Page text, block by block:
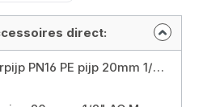
direct:
PE 100 Drinkwaterpijp PN16 PE pijp 20mm 1/2" 50m DVGW Maat: Ø20 mm x 50 m